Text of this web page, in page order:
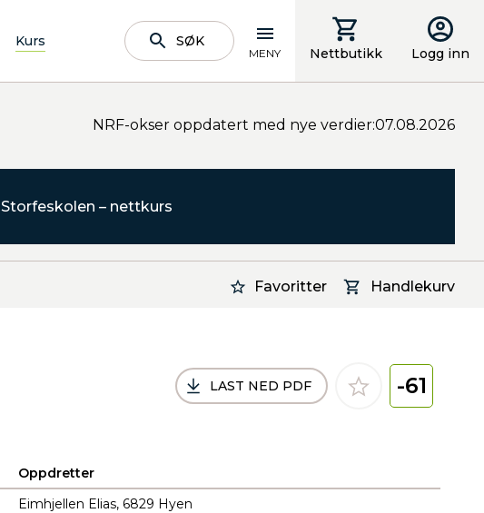
Kurs SØK
MENY Nettbutikk Logg inn
NRF-okser oppdatert med nye verdier:07.08.2026
Storfeskolen – nettkurs
Favoritter Handlekurv
LAST NED PDF -61
Oppdretter
Eimhjellen Elias, 6829 Hyen